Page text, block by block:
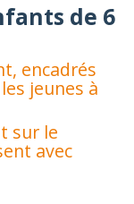
de 6
encadrés
jeunes à
sur le
avec